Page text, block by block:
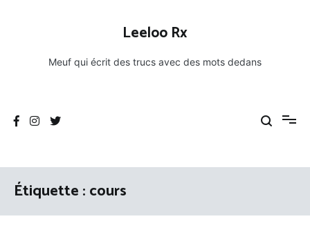
Leeloo Rx
Meuf qui écrit des trucs avec des mots dedans
Étiquette :cours